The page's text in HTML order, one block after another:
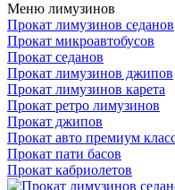
Меню лимузинов
Прокат лимузинов седанов
Прокат микроавтобусов
Прокат седанов
Прокат лимузинов джипов
Прокат лимузинов карета
Прокат ретро лимузинов
Прокат джипов
Прокат авто премиум
Прокат пати басов
Прокат кабриолетов